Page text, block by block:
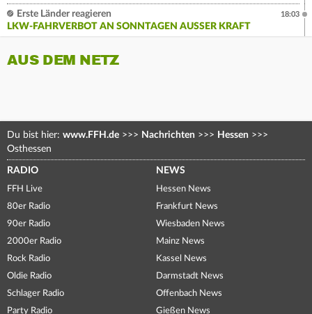
Erste Länder reagieren
LKW-FAHRVERBOT AN SONNTAGEN AUSSER KRAFT
18:03
AUS DEM NETZ
Du bist hier: www.FFH.de >>> Nachrichten >>> Hessen >>>
Osthessen
RADIO
FFH Live
80er Radio
90er Radio
2000er Radio
Rock Radio
Oldie Radio
Schlager Radio
Party Radio
NEWS
Hessen News
Frankfurt News
Wiesbaden News
Mainz News
Kassel News
Darmstadt News
Offenbach News
Gießen News